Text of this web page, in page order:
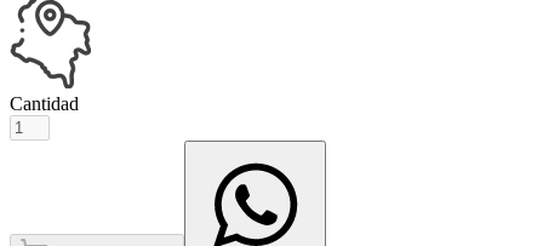
Cantidad